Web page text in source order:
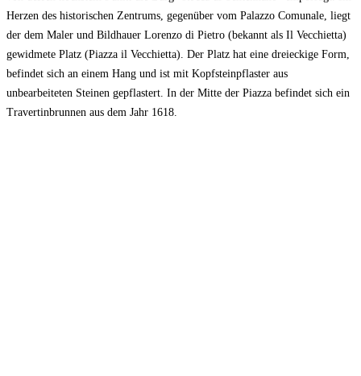
Herzen des historischen Zentrums, gegenüber vom Palazzo Comunale, liegt
der dem Maler und Bildhauer Lorenzo di Pietro (bekannt als Il Vecchietta)
gewidmete Platz (Piazza il Vecchietta). Der Platz hat eine dreieckige Form,
befindet sich an einem Hang und ist mit Kopfsteinpflaster aus
unbearbeiteten Steinen gepflastert. In der Mitte der Piazza befindet sich ein
Travertinbrunnen aus dem Jahr 1618.